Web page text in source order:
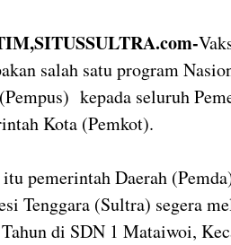
salah satu program
kepada seluruh
Kota (Pemkot).
pemerintah Daerah
Tenggara (Sultra) segera
di SDN 1 Mataiwoi,